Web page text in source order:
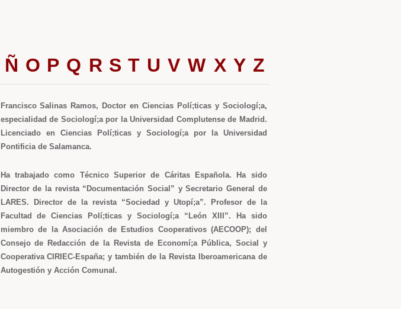
Ñ O P Q R S T U V W X Y Z
Francisco Salinas Ramos, Doctor en Ciencias Polí;ticas y Sociologí;a,
especialidad de Sociologí;a por la Universidad Complutense de Madrid.
Licenciado en Ciencias Polí;ticas y Sociologí;a por la Universidad
Pontificia de Salamanca.
Ha trabajado como Técnico Superior de Cáritas Española. Ha sido
Director de la revista “Documentación Social” y Secretario General de
LARES. Director de la revista “Sociedad y Utopí;a”. Profesor de la
Facultad de Ciencias Polí;ticas y Sociologí;a “León XIII”. Ha sido
miembro de la Asociación de Estudios Cooperativos (AECOOP); del
Consejo de Redacción de la Revista de Economí;a Pública, Social y
Cooperativa CIRIEC-España; y también de la Revista Iberoamericana de
Autogestión y Acción Comunal.